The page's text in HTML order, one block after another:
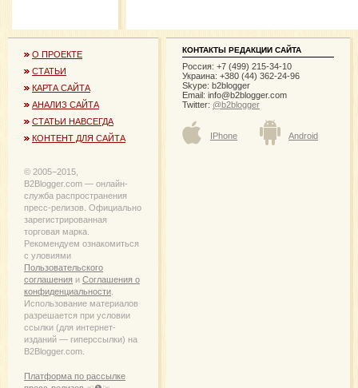
О ПРОЕКТЕ
СТАТЬИ
КАРТА САЙТА
АНАЛИЗ САЙТА
СТАТЬИ НАВСЕГДА
КОНТЕНТ ДЛЯ САЙТА
© 2005−2015,
B2Blogger.com — онлайн-
служба распространения
пресс-релизов. Официально
зарегистрированная
торговая марка.
Рекомендуем ознакомиться
с уловиями
Пользовательского
соглашения и Соглашения о
конфиденциальности
Использование материалов
разрешается при условии
ссылки (для интернет-
изданий — гиперссылки) на
B2Blogger.com.
Платформа по рассылке
КОНТАКТЫ РЕДАКЦИИ САЙТА
Россия: +7 (499) 215-34-10
Украина: +380 (44) 362-24-96
Skype: b2blogger
Email: info@b2blogger.com
Twitter: @b2blogger
IPhone Android